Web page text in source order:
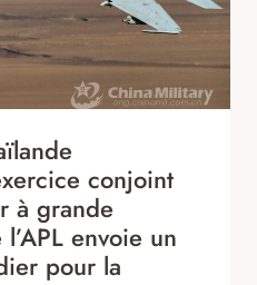
conjoint
à grande
envoie un
pour la